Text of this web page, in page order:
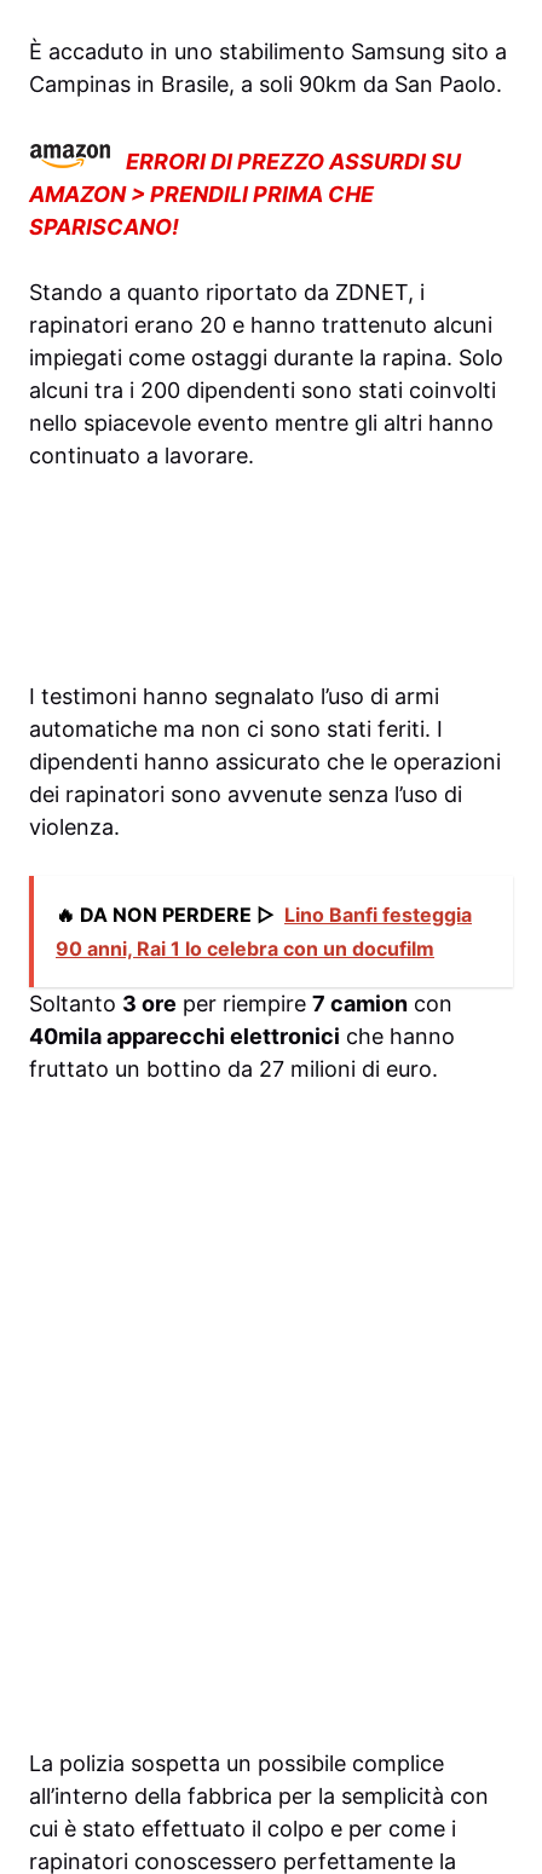
È accaduto in uno stabilimento Samsung sito a
Campinas in Brasile, a soli 90km da San Paolo.
ERRORI DI PREZZO ASSURDI SU
AMAZON > PRENDILI PRIMA CHE
SPARISCANO!
Stando a quanto riportato da ZDNET, i
rapinatori erano 20 e hanno trattenuto alcuni
impiegati come ostaggi durante la rapina. Solo
alcuni tra i 200 dipendenti sono stati coinvolti
nello spiacevole evento mentre gli altri hanno
continuato a lavorare.
I testimoni hanno segnalato l’uso di armi
automatiche ma non ci sono stati feriti. I
dipendenti hanno assicurato che le operazioni
dei rapinatori sono avvenute senza l’uso di
violenza.
🔥 DA NON PERDERE ▷ Lino Banfi festeggia
90 anni, Rai 1 lo celebra con un docufilm
Soltanto 3 ore per riempire 7 camion con
40mila apparecchi elettronici che hanno
fruttato un bottino da 27 milioni di euro.
La polizia sospetta un possibile complice
all’interno della fabbrica per la semplicità con
cui è stato effettuato il colpo e per come i
rapinatori conoscessero perfettamente la